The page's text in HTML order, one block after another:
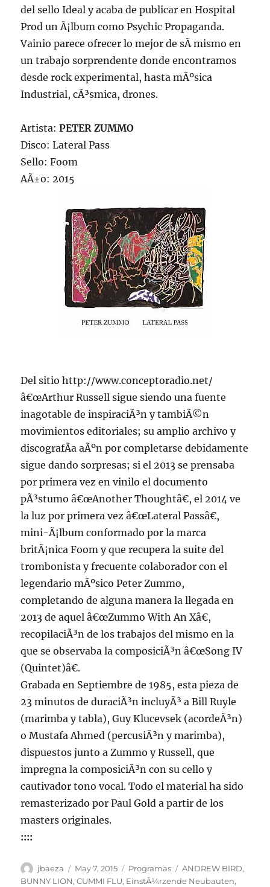
del sello Ideal y acaba de publicar en Hospital
Prod un Ã¡lbum como Psychic Propaganda.
Vainio parece ofrecer lo mejor de sÃ­ mismo en
un trabajo sorprendente donde encontramos
desde rock experimental, hasta mÃºsica
Industrial, cÃ³smica, drones.
Artista:PETER ZUMMO
Disco: Lateral Pass
Sello: Foom
AÃ±o: 2015
Del sitio http://www.conceptoradio.net/
â€œArthur Russell sigue siendo una fuente
inagotable de inspiraciÃ³n y tambiÃ©n
movimientos editoriales; su amplio archivo y
discografÃ­a aÃºn por completarse debidamente
sigue dando sorpresas; si el 2013 se prensaba
por primera vez en vinilo el documento
pÃ³stumo â€œAnother Thoughtâ€, el 2014 ve
la luz por primera vez â€œLateral Passâ€,
mini-Ã¡lbum conformado por la marca
britÃ¡nica Foom y que recupera la suite del
trombonista y frecuente colaborador con el
legendario mÃºsico Peter Zummo,
completando de alguna manera la llegada en
2013 de aquel â€œZummo With An Xâ€,
recopilaciÃ³n de los trabajos del mismo en la
que se observaba la composiciÃ³n â€œSong IV
(Quintet)â€.
Grabada en Septiembre de 1985, esta pieza de
23 minutos de duraciÃ³n incluyÃ³ a Bill Ruyle
(marimba y tabla), Guy Klucevsek (acordeÃ³n)
o Mustafa Ahmed (percusiÃ³n y marimba),
dispuestos junto a Zummo y Russell, que
impregna la composiciÃ³n con su cello y
cautivador tono vocal. Todo el material ha sido
remasterizado por Paul Gold a partir de los
masters originales.
::::
Author
jbaeza
Posted
on
May 7, 2015 Categories
Programas Tags
ANDREW BIRD,
BUNNY LION,CUMMI FLU, EinstÃ¼rzende Neubauten,